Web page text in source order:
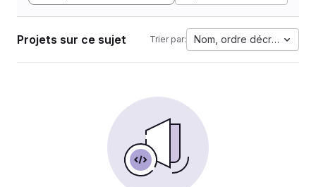
Projets sur ce sujet Trier par: Nom, ordre décroissant